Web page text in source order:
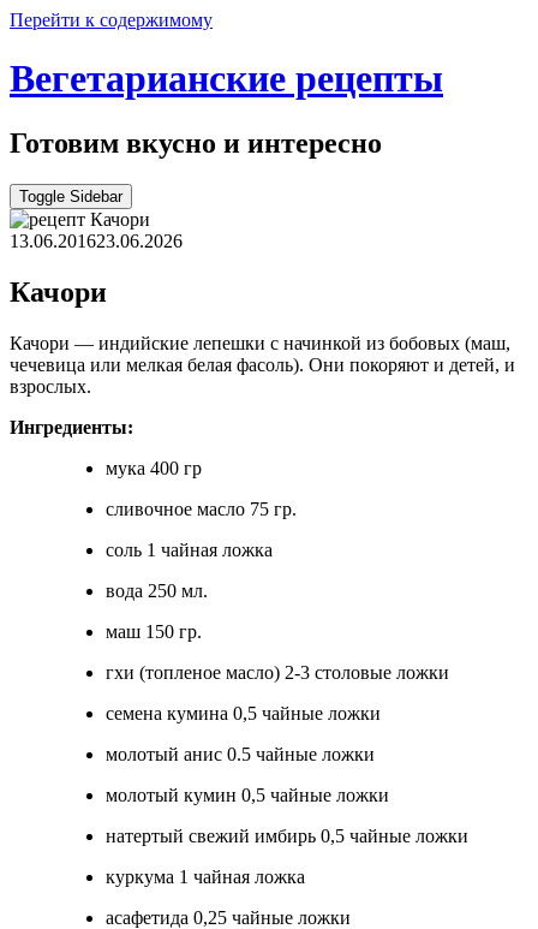
Перейти к содержимому
Вегетарианские рецепты
Готовим вкусно и интересно
Toggle Sidebar
13.06.201623.06.2026
Качори
Качори — индийские лепешки с начинкой из бобовых (маш,
чечевица или мелкая белая фасоль). Они покоряют и детей, и
взрослых.
Ингредиенты:
мука 400 гр
сливочное масло 75 гр.
соль 1 чайная ложка
вода 250 мл.
маш 150 гр.
гхи (топленое масло) 2-3 столовые ложки
семена кумина 0,5 чайные ложки
молотый анис 0.5 чайные ложки
молотый кумин 0,5 чайные ложки
натертый свежий имбирь 0,5 чайные ложки
куркума 1 чайная ложка
асафетида 0,25 чайные ложки